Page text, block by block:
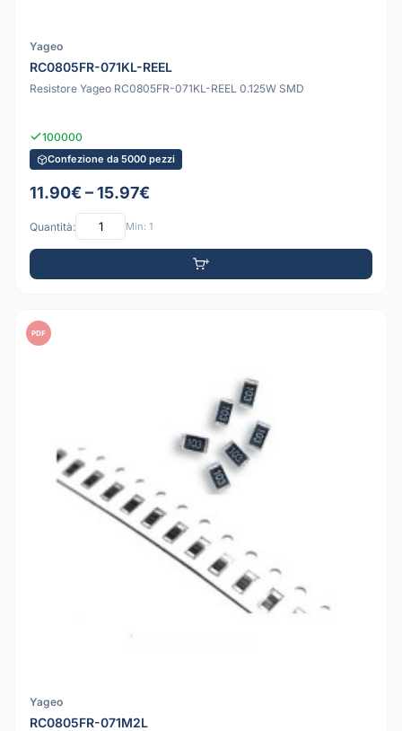
Yageo
RC0805FR-071KL-REEL
Resistore Yageo RC0805FR-071KL-REEL 0.125W SMD
100000
Confezione da 5000 pezzi
11.90€ – 15.97€
Quantità: Min: 1
PDF
Yageo
RC0805FR-071M2L